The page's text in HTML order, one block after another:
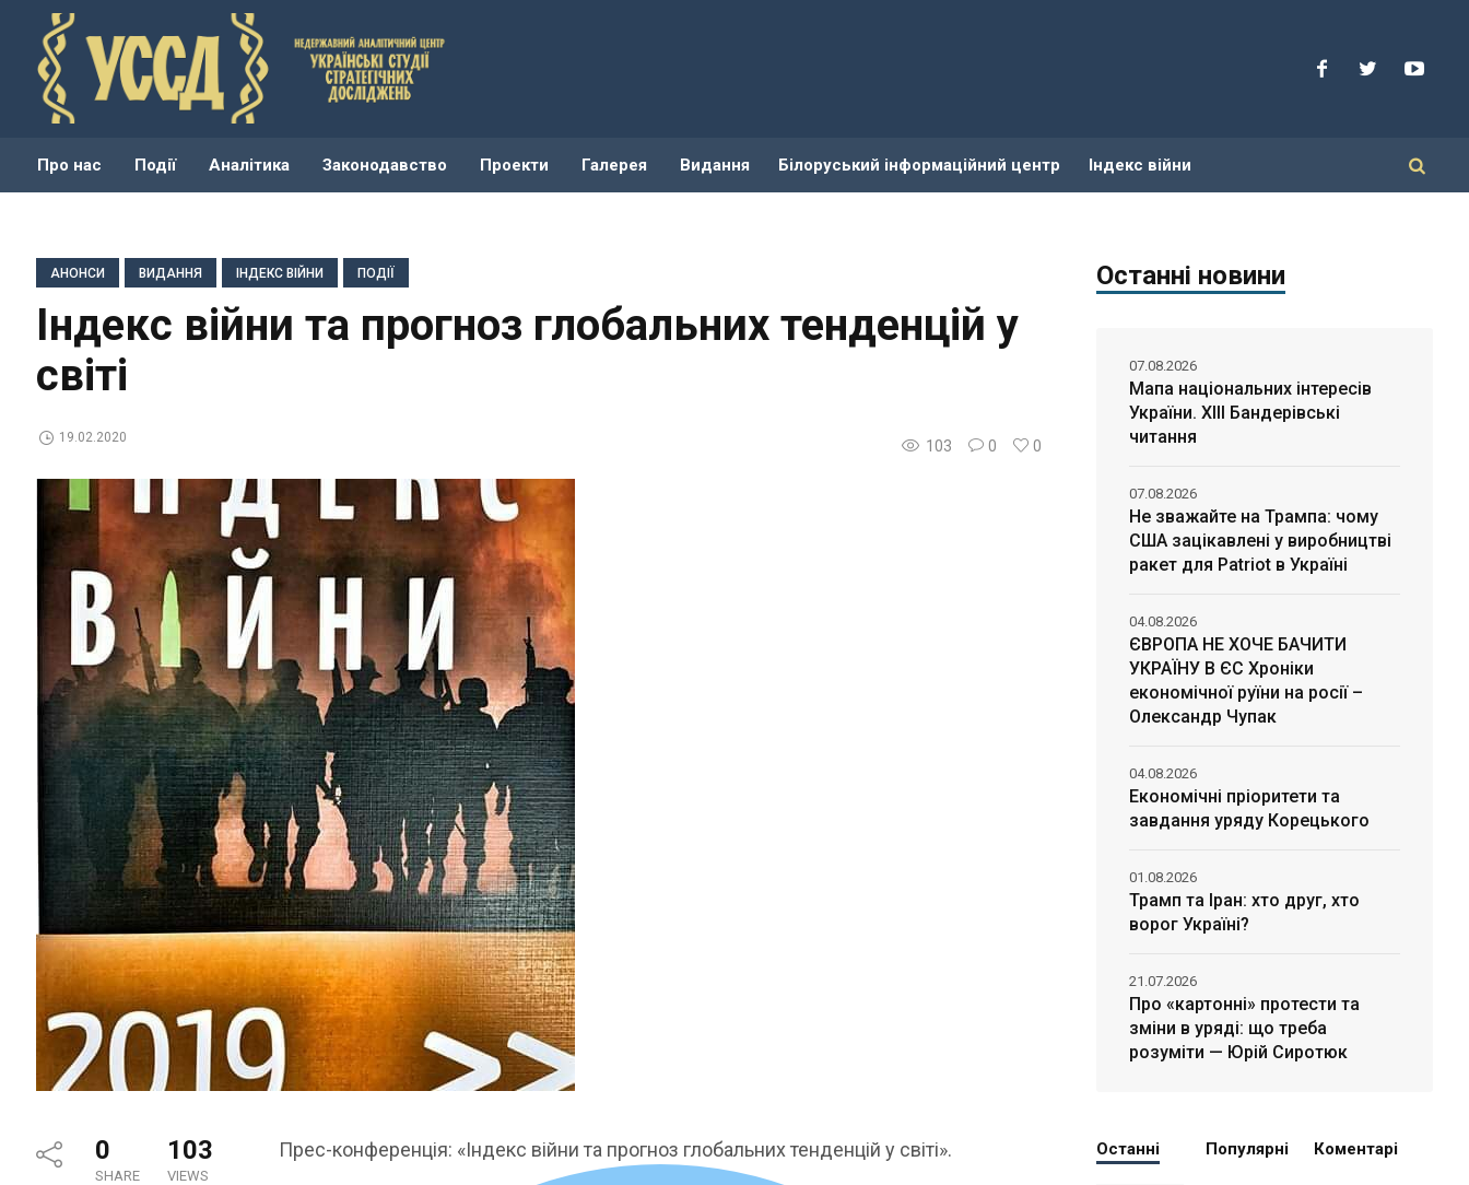
Про нас Події Аналітика Законодавство Проекти Галерея Видання Білоруський інформаційний центр Індекс війни
АНОНСИ ВИДАННЯ ІНДЕКС ВІЙНИ ПОДІЇ
Індекc війни та прогноз глобальних тенденцій у
світі
103 0 0
19.02.2020
0
SHARE
103
VIEWS
Прес-конференція: «Індекc війни та прогноз глобальних тенденцій у світі».
Останні новини
Мапа національних інтересів
України. ХІІІ Бандерівські
читання
07.08.2026
Не зважайте на Трампа: чому
США зацікавлені у виробництві
ракет для Patriot в Україні
07.08.2026
ЄВРОПА НЕ ХОЧЕ БАЧИТИ
УКРАЇНУ В ЄС Хроніки
економічної руїни на росії –
Олександр Чупак
04.08.2026
Економічні пріоритети та
завдання уряду Корецького
04.08.2026
Трамп та Іран: хто друг, хто
ворог Україні?
01.08.2026
Про «картонні» протести та
зміни в уряді: що треба
розуміти — Юрій Сиротюк
21.07.2026
Останні Популярні Коментарі